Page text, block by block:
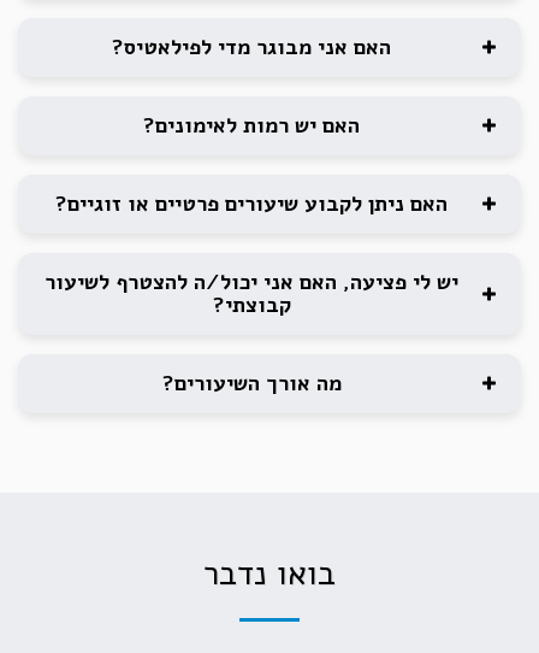
האם אני מבוגר מדי לפילאטיס?
האם יש רמות לאימונים?
האם ניתן לקבוע שיעורים פרטיים או זוגיים?
יש לי פציעה, האם אני יכול/ה להצטרף לשיעור
קבוצתי?
מה אורך השיעורים?
בואו נדבר